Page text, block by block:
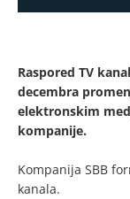
Raspored TV
decembra
elektronskim
kompanije.
Kompanija SBB
kanala.